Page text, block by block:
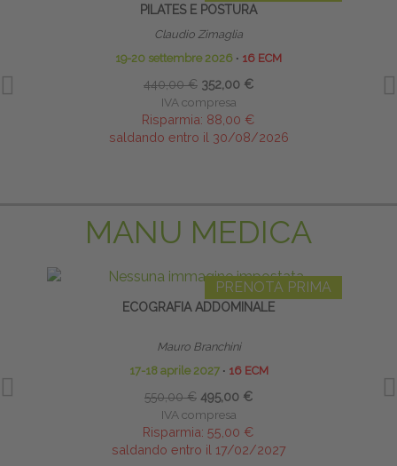
PILATES E POSTURA
Claudio Zimaglia
19-20 settembre 2026 ∙ 16 ECM
440,00 € 352,00 €
IVA compresa
Risparmia: 88,00 €
saldando entro il 30/08/2026
MANU MEDICA
PRENOTA PRIMA
ECOGRAFIA ADDOMINALE
Mauro Branchini
17-18 aprile 2027 ∙ 16 ECM
550,00 € 495,00 €
IVA compresa
Risparmia: 55,00 €
saldando entro il 17/02/2027